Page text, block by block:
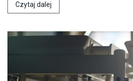
Czytaj dalej